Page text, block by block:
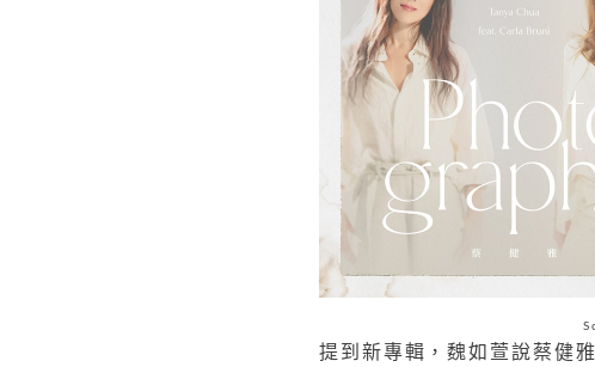
提到新專輯，魏如萱說蔡健